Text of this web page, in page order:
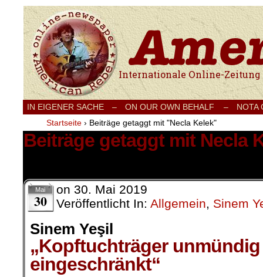
Internationale Onlinezeitung für Frieden,
IN EIGENER SACHE – ON OUR OWN BEHALF –
NOTA
Startseite › Beiträge getaggt mit "Necla Kelek"
Beiträge getaggt mit Necla
Mai
30
on 30. Mai 2019
Veröffentlicht In: Allgemein, Sinem
Sinem Yeşil
„Kopftuchträger
eingeschränkt“